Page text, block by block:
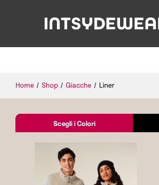
Home / Shop / Giacche / Liner
Scegli i Colori